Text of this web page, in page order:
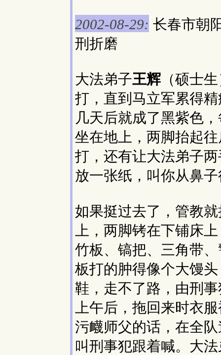
2002-08-29: 长春市朝
刑折磨
大法弟子王辉 （硕士
打，直到马立军累得
几天后就成了黑紫色
坐在地上，两脚抬起
打，还有让大法弟子
放一张纸，叫你从鼻
如果挺过去了，管教
上，两脚铐在下铺床
竹板、镐把、三角带
板打的肿得像个大馒
鞋，走不了路，由刑
上午后，拖回来时衣
污衊师父的话，在全
叫刑事犯跟着喊。大